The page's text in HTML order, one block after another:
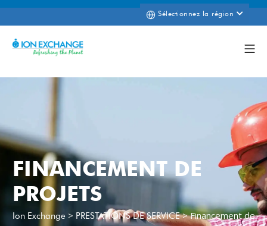
Sélectionnez la région
FINANCEMENT DE
PROJETS
Ion Exchange > PRESTATIONS DE SERVICE>Financement de